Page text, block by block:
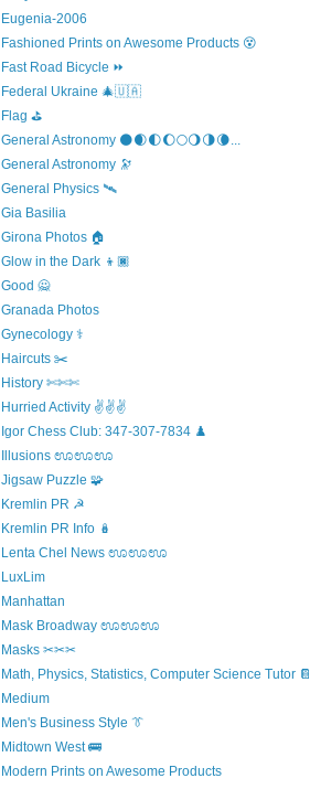
Eugenia-2006
Fashioned Prints on Awesome Products 😵
Fast Road Bicycle ⏩
Federal Ukraine 🎄🇺🇦
Flag ⛳
General Astronomy 🌑🌒🌓🌔🌕🌖🌗🌘...
General Astronomy 🔭
General Physics 🛰
Gia Basilia
Girona Photos 🏠
Glow in the Dark 👦🏿
Good 🙅
Granada Photos
Gynecology ⚕️
Haircuts ✂️
History ✄✄✄
Hurried Activity ✌✌✌
Igor Chess Club: 347-307-7834 ♟️
Illusions ಊಊಊ
Jigsaw Puzzle 🧩
Kremlin PR ☭
Kremlin PR Info 🪆
Lenta Chel News ಊಊಊ
LuxLim
Manhattan
Mask Broadway ಊಊಊ
Masks ✂✂✂
Math, Physics, Statistics, Computer Science Tutor 📔
Medium
Men's Business Style 👔
Midtown West 🚌
Modern Prints on Awesome Products